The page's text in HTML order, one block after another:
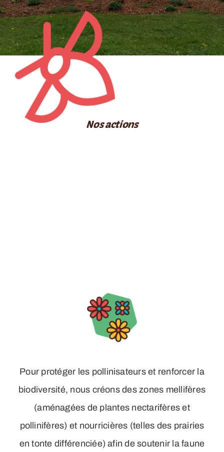
RESSOURCES
CONTACT
FOIRE AUX QUESTIONS (FAQ)
Nos actions
Pour protéger les pollinisateurs et renforcer la
biodiversité, nous créons des zones mellifères
(aménagées de plantes nectarifères et
pollinifères) et nourricières (telles des prairies
en tonte différenciée) afin de soutenir la faune